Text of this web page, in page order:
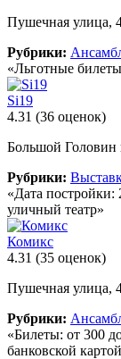
Пушечная улица,
Рубрики:
«Льготные
Si19
4.31 (36 оценок)
Большой Головин
Рубрики:
«Дата постройки:
уличный театр»
Комикс
4.31 (35 оценок)
Пушечная улица,
Рубрики:
«Билеты: от 300
банковской